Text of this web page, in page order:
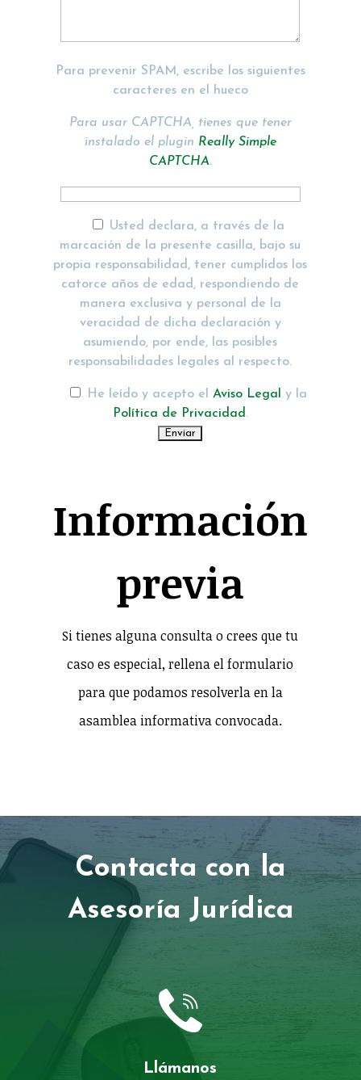
Para prevenir SPAM, escribe los siguientes
caracteres en el hueco
Para usar CAPTCHA, tienes que tener
instalado el plugin Really Simple
CAPTCHA.
Usted declara, a través de la
marcación de la presente casilla, bajo su
propia responsabilidad, tener cumplidos los
catorce años de edad, respondiendo de
manera exclusiva y personal de la
veracidad de dicha declaración y
asumiendo, por ende, las posibles
responsabilidades legales al respecto.
He leído y acepto el Aviso Legal
y la
Política de Privacidad .
Información
previa
Si tienes alguna consulta o crees que tu
caso es especial, rellena el formulario
para que podamos resolverla en la
asamblea informativa convocada.
Contacta con la
Asesoría Jurídica
Llámanos